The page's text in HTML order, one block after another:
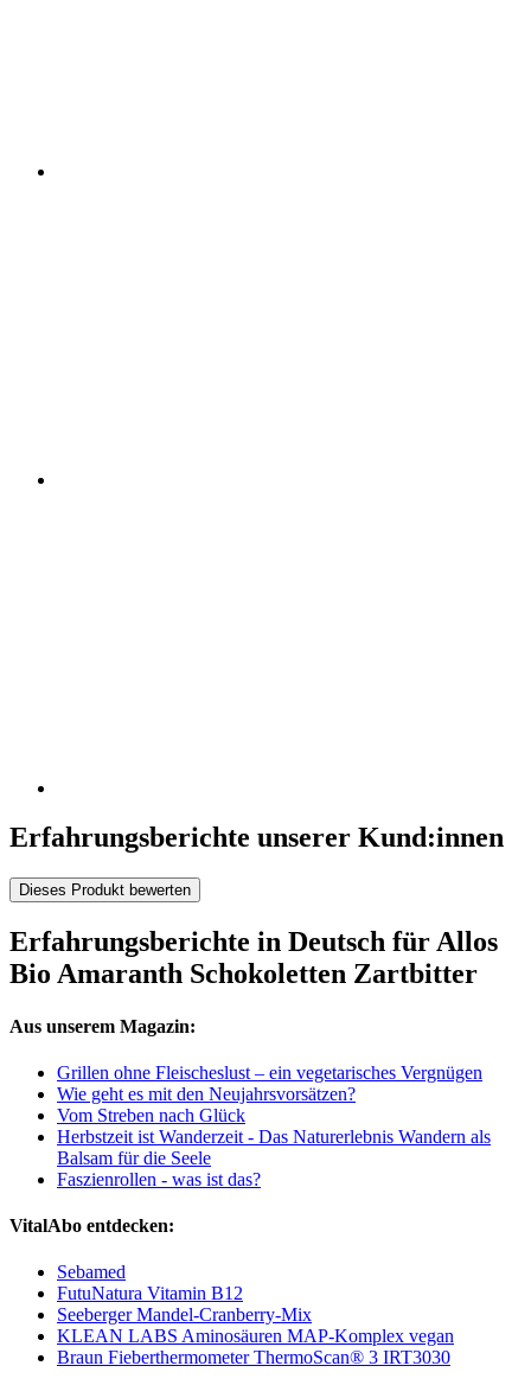
Erfahrungsberichte unserer Kund:innen
Dieses Produkt bewerten
Erfahrungsberichte in Deutsch für Allos
Bio Amaranth Schokoletten Zartbitter
Aus unserem Magazin:
Grillen ohne Fleischeslust – ein vegetarisches Vergnügen
Wie geht es mit den Neujahrsvorsätzen?
Vom Streben nach Glück
Herbstzeit ist Wanderzeit - Das Naturerlebnis Wandern als
Balsam für die Seele
Faszienrollen - was ist das?
VitalAbo entdecken:
Sebamed
FutuNatura Vitamin B12
Seeberger Mandel-Cranberry-Mix
KLEAN LABS Aminosäuren MAP-Komplex vegan
Braun Fieberthermometer ThermoScan® 3 IRT3030